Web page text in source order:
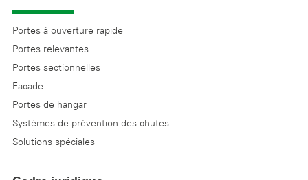
Portes à ouverture rapide
Portes relevantes
Portes sectionnelles
Facade
Portes de hangar
Systèmes de prévention des chutes
Solutions spéciales